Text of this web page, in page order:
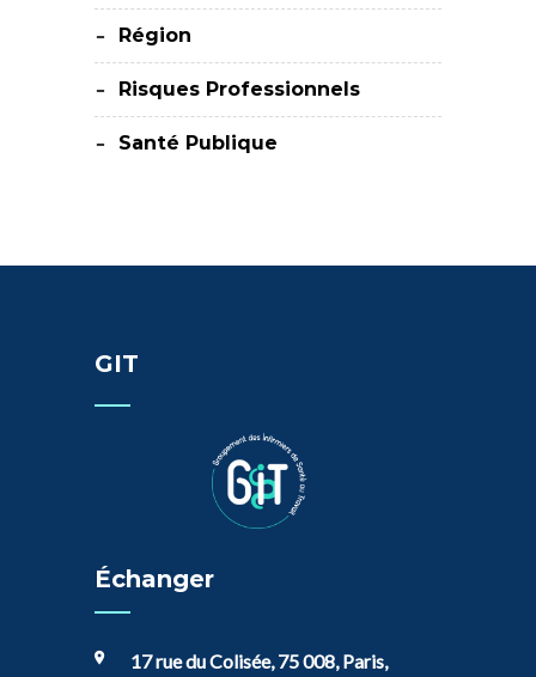
Région
Risques Professionnels
Santé Publique
GIT
Échanger
17 rue du Colisée, 75 008, Paris,